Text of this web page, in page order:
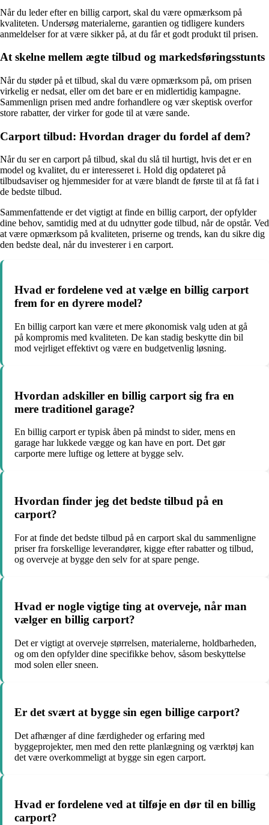
Når du leder efter en billig carport, skal du være opmærksom på
kvaliteten. Undersøg materialerne, garantien og tidligere kunders
anmeldelser for at være sikker på, at du får et godt produkt til prisen.
At skelne mellem ægte tilbud og markedsføringsstunts
Når du støder på et tilbud, skal du være opmærksom på, om prisen
virkelig er nedsat, eller om det bare er en midlertidig kampagne.
Sammenlign prisen med andre forhandlere og vær skeptisk overfor
store rabatter, der virker for gode til at være sande.
Carport tilbud: Hvordan drager du fordel af dem?
Når du ser en carport på tilbud, skal du slå til hurtigt, hvis det er en
model og kvalitet, du er interesseret i. Hold dig opdateret på
tilbudsaviser og hjemmesider for at være blandt de første til at få fat i
de bedste tilbud.
Sammenfattende er det vigtigt at finde en billig carport, der opfylder
dine behov, samtidig med at du udnytter gode tilbud, når de opstår. Ved
at være opmærksom på kvaliteten, priserne og trends, kan du sikre dig
den bedste deal, når du investerer i en carport.
Hvad er fordelene ved at vælge en billig carport
frem for en dyrere model?
En billig carport kan være et mere økonomisk valg uden at gå
på kompromis med kvaliteten. De kan stadig beskytte din bil
mod vejrliget effektivt og være en budgetvenlig løsning.
Hvordan adskiller en billig carport sig fra en
mere traditionel garage?
En billig carport er typisk åben på mindst to sider, mens en
garage har lukkede vægge og kan have en port. Det gør
carporte mere luftige og lettere at bygge selv.
Hvordan finder jeg det bedste tilbud på en
carport?
For at finde det bedste tilbud på en carport skal du sammenligne
priser fra forskellige leverandører, kigge efter rabatter og tilbud,
og overveje at bygge den selv for at spare penge.
Hvad er nogle vigtige ting at overveje, når man
vælger en billig carport?
Det er vigtigt at overveje størrelsen, materialerne, holdbarheden,
og om den opfylder dine specifikke behov, såsom beskyttelse
mod solen eller sneen.
Er det svært at bygge sin egen billige carport?
Det afhænger af dine færdigheder og erfaring med
byggeprojekter, men med den rette planlægning og værktøj kan
det være overkommeligt at bygge sin egen carport.
Hvad er fordelene ved at tilføje en dør til en billig
carport?